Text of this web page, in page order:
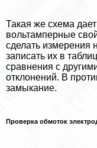
Такая же схема
вольтамперные
сделать измерения
записать их в
сравнения с
отклонений. В
замыкание.
Проверка обмоток